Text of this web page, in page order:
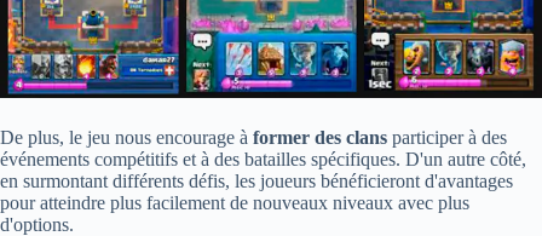
De plus, le jeu nous encourage à former des clans participer à des
événements compétitifs et à des batailles spécifiques. D'un autre côté,
en surmontant différents défis, les joueurs bénéficieront d'avantages
pour atteindre plus facilement de nouveaux niveaux avec plus
d'options.